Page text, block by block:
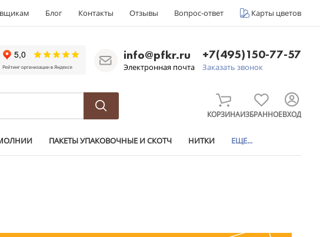
Блог Контакты Отзывы Вопрос-ответ Карты цветов
info@pfkr.ru
Электронная почта
+7(495)150-77-57
Заказать звонок
КОРЗИНАИЗБРАННОЕВХОД
ПАКЕТЫ УПАКОВОЧНЫЕ И СКОТЧ НИТКИ ЕЩЕ...